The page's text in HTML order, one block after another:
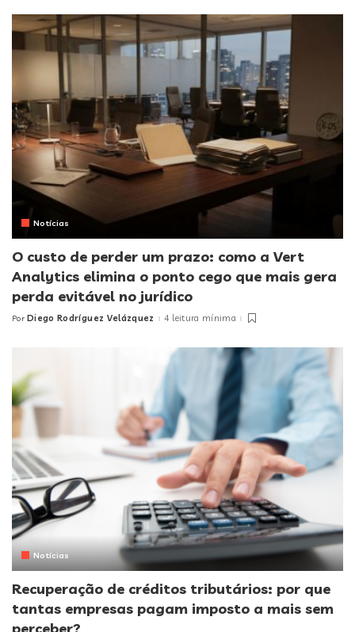
Notícias
O custo de perder um prazo: como a Vert
Analytics elimina o ponto cego que mais gera
perda evitável no jurídico
Posted
Por Diego Rodríguez Velázquez 4 leitura mínima
Notícias
Recuperação de créditos tributários: por que
tantas empresas pagam imposto a mais sem